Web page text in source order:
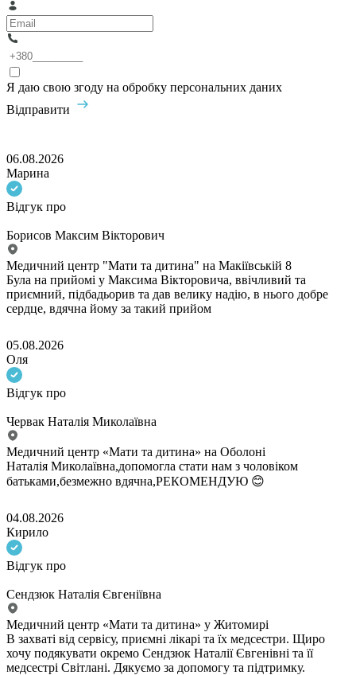
Я даю свою згоду на обробку персональних даних
Відправити
06.08.2026
Марина
Відгук про
Борисов Максим Вікторович
Медичний центр "Мати та дитина" на Макіївській 8
Була на прийомі у Максима Вікторовича, ввічливий та
приємний, підбадьорив та дав велику надію, в нього добре
сердце, вдячна йому за такий прийом
05.08.2026
Оля
Відгук про
Червак Наталія Миколаївна
Медичний центр «Мати та дитина» на Оболоні
Наталія Миколаївна,допомогла стати нам з чоловіком
батьками,безмежно вдячна,РЕКОМЕНДУЮ 😊
04.08.2026
Кирило
Відгук про
Сендзюк Наталія Євгеніївна
Медичний центр «Мати та дитина» у Житомирі
В захваті від сервісу, приємні лікарі та їх медсестри. Щиро
хочу подякувати окремо Сендзюк Наталії Євгенівні та її
медсестрі Світлані. Дякуємо за допомогу та підтримку.